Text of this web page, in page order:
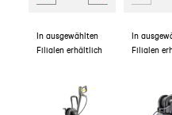
In ausgewählten
Filialen erhältlich
In
Filialen